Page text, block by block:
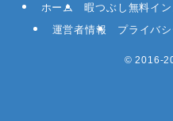
ホーム
暇つぶし無料イ
運営者情報
プライバ
© 2016-